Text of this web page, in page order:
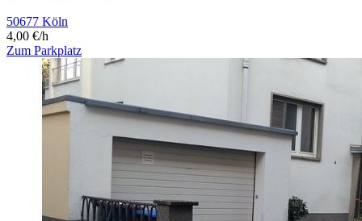
50677 Köln
4,00 €/h
Zum Parkplatz